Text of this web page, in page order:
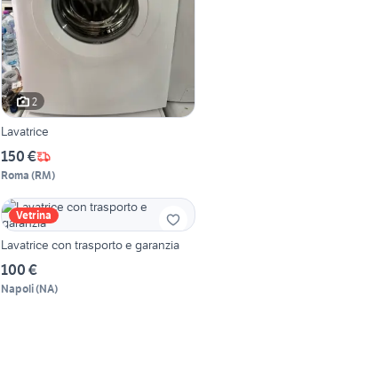
2
Lavatrice
150 €
Roma (RM)
Vetrina
Lavatrice con trasporto e garanzia
100 €
Napoli(NA)